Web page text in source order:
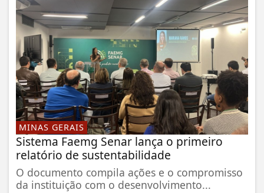
MINAS GERAIS
Sistema Faemg Senar lança o primeiro
relatório de sustentabilidade
O documento compila ações e o compromisso
da instituição com o desenvolvimento...